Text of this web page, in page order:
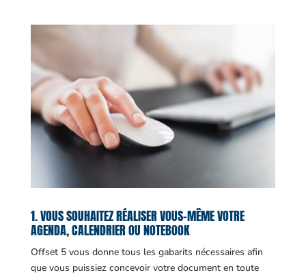
1. VOUS SOUHAITEZ RÉALISER VOUS-MÊME VOTRE
AGENDA, CALENDRIER OU NOTEBOOK
Offset 5 vous donne tous les gabarits nécessaires afin
que vous puissiez concevoir votre document en toute